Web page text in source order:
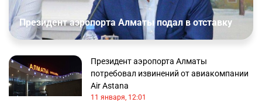
Президент аэропорта Алматы подал в отставку
Президент аэропорта Алматы
потребовал извинений от авиакомпании
Air Astana
11 января, 12:01